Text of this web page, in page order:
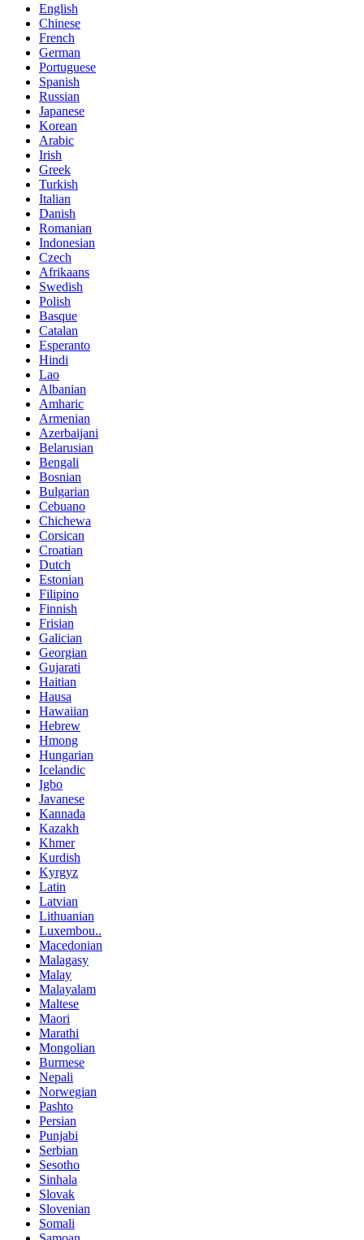
English
Chinese
French
German
Portuguese
Spanish
Russian
Japanese
Korean
Arabic
Irish
Greek
Turkish
Italian
Danish
Romanian
Indonesian
Czech
Afrikaans
Swedish
Polish
Basque
Catalan
Esperanto
Hindi
Lao
Albanian
Amharic
Armenian
Azerbaijani
Belarusian
Bengali
Bosnian
Bulgarian
Cebuano
Chichewa
Corsican
Croatian
Dutch
Estonian
Filipino
Finnish
Frisian
Galician
Georgian
Gujarati
Haitian
Hausa
Hawaiian
Hebrew
Hmong
Hungarian
Icelandic
Igbo
Javanese
Kannada
Kazakh
Khmer
Kurdish
Kyrgyz
Latin
Latvian
Lithuanian
Luxembou..
Macedonian
Malagasy
Malay
Malayalam
Maltese
Maori
Marathi
Mongolian
Burmese
Nepali
Norwegian
Pashto
Persian
Punjabi
Serbian
Sesotho
Sinhala
Slovak
Slovenian
Somali